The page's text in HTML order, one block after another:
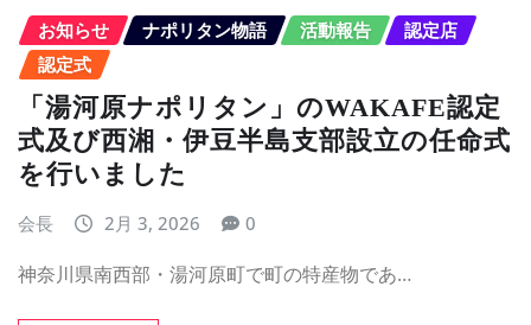
お知らせ ナポリタン物語 活動報告
認定店
認定式
「湯河原ナポリタン」のWAKAFE認定
式及び西湘・伊豆半島支部設立の任命式
を行いました
会長 2月 3, 2026 0
神奈川県南西部・湯河原町で町の特産物であ…